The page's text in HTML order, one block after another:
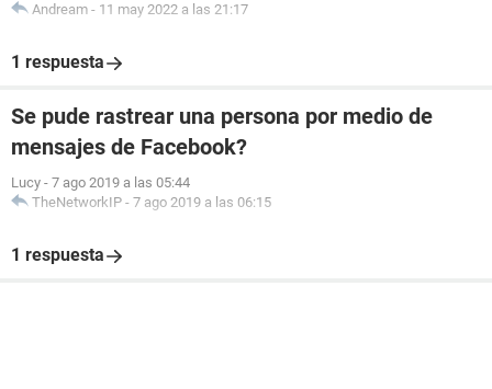
Andream - 11 may 2022 a las 21:17
1 respuesta
Se pude rastrear una persona por medio de
mensajes de Facebook?
Lucy - 7 ago 2019 a las 05:44
TheNetworkIP - 7 ago 2019 a las 06:15
1 respuesta